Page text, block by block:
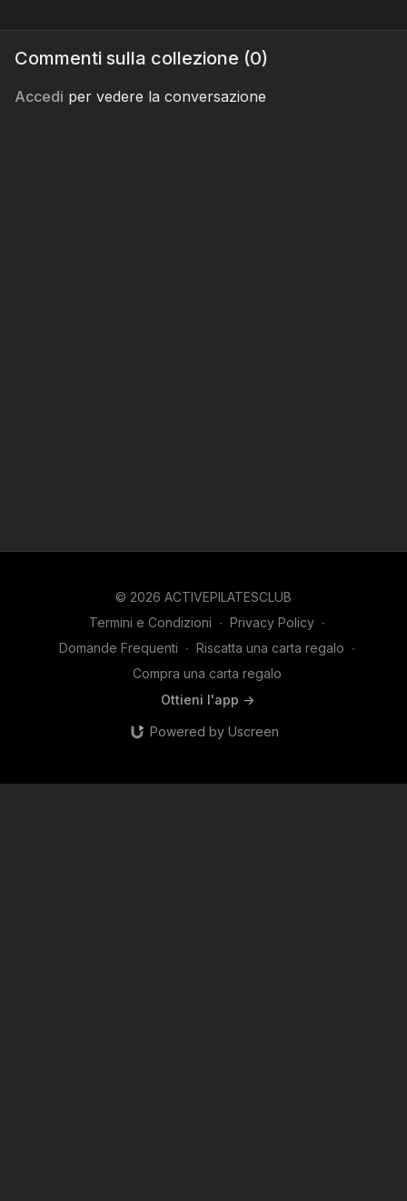
Commenti sulla collezione (0)
Accedi per vedere la conversazione
© 2026 ACTIVEPILATESCLUB
Termini e Condizioni ∙ Privacy Policy ∙
Domande Frequenti ∙ Riscatta una carta regalo ∙
Compra una carta regalo
Ottieni l'app ->
Powered by Uscreen